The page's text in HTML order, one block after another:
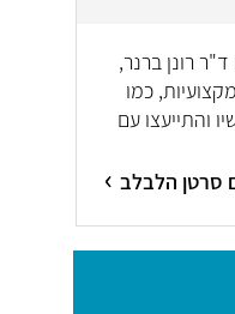
רונן ברנר,
כמו
והתייעצו עם
סרטן הלבלב